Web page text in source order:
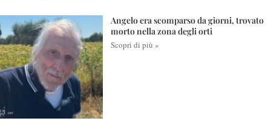
Angelo era scomparso da giorni, trovato
morto nella zona degli orti
Scopri di più »